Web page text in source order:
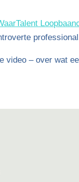
video – over wat